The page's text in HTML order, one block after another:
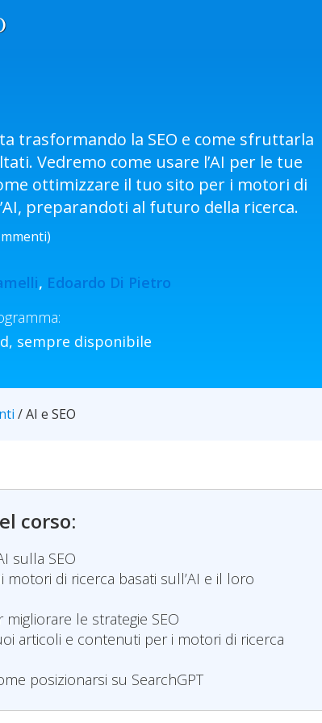
trasformando la SEO e come sfruttarla
Vedremo come usare l’AI per le tue
ottimizzare il tuo sito per i motori di
preparandoti al futuro della ricerca.
)
, Edoardo Di Pietro
sempre disponibile
/ AI e SEO
corso:
sulla SEO
motori di ricerca basati sull’AI e il loro
le strategie SEO
articoli e contenuti per i motori di ricerca
posizionarsi su SearchGPT